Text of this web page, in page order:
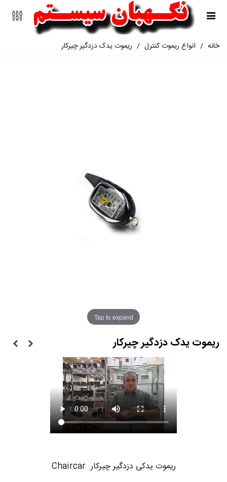
خانه / انواع ریموت کنترل / ریموت یدک دزدگیر چیرکار
Tap to expand
ریموت یدک دزدگیر چیرکار
ریموت یدکی دزدگیر چیرکار Chaircar